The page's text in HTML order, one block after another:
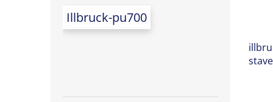
Illbruck-pu700